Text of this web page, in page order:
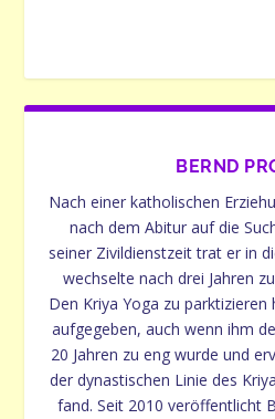
BERND
Nach einer katholischen
nach dem Abitur auf die
seiner Zivildienstzeit trat er in
wechselte nach drei Jahren
Den Kriya Yoga zu
aufgegeben, auch wenn ihm
20 Jahren zu eng wurde und
der dynastischen Linie des
fand. Seit 2010 veröffentlicht